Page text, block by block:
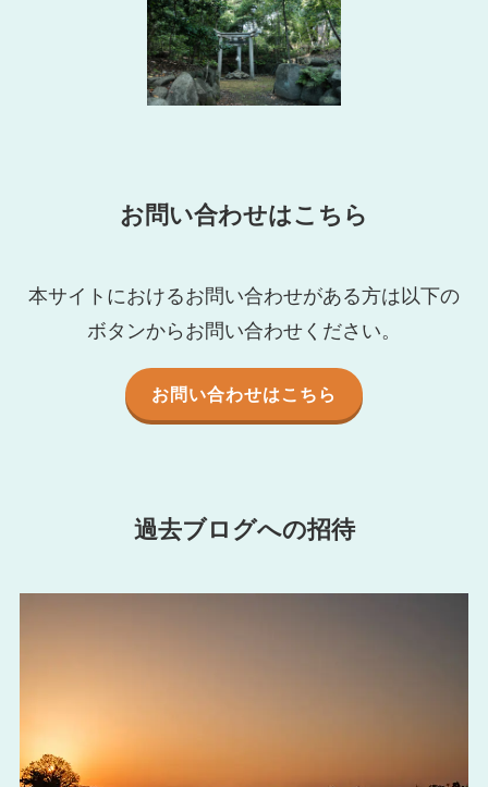
お問い合わせはこちら
本サイトにおけるお問い合わせがある方は以下の
ボタンからお問い合わせください。
お問い合わせはこちら
過去ブログへの招待